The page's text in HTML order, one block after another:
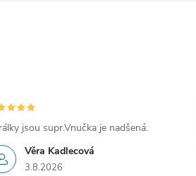
Věra Kadlecová
3.8.2026
jsou supr.Vnučka je nadšená.